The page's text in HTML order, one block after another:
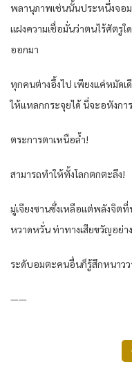
พลานุภาพเช่นนั้นประหนึ่งจอม
แฝงความเชื่อมั่นว่าตนไร้ศัตรูใ
ออกมา
ทุกคนต่างอึ้งไป เพียงแค่หมัดเ
ให้แหลกกระจุยได้ นี่จะอหังก
ตระการตาเหนือล้ำ!
สามารถทำให้ทั้งโลกตกตะลึง!
มู่เจียงซานซึ่งเหลือแต่พลังจิตที่
หวาดหวั่น ท่าทางเสียขวัญอย่า
ระดับอมตะคนอื่นก็รู้สึกหนาวว
——